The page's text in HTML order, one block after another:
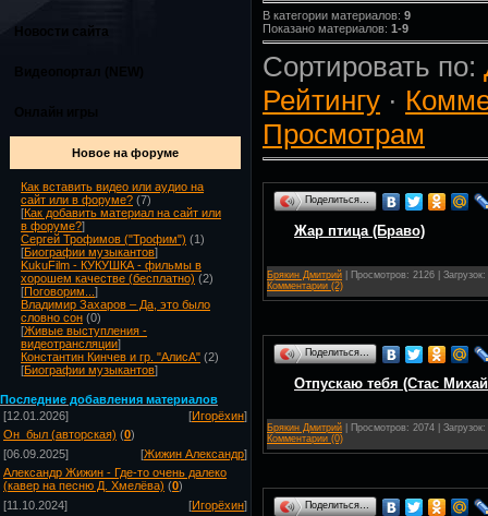
Новости сайта
Новое на форуме
Как вставить видео или аудио на
сайт или в форуме? (7)
[Как добавить материал на сайт или
в форуме?]
Сергей Трофимов ("Трофим") (1)
[Биографии музыкантов]
KukuFilm - КУКУШКА - фильмы в
хорошем качестве (бесплатно) (2)
[Поговорим... ]
Владимир Захаров – Да, это было
словно сон (0)
[Живые выступления -
видеотрансляции]
Константин Кинчев и гр. "АлисА" (2)
[Биографии музыкантов]
Последние добавления материалов
[12.01.2026]
[Игорёхин]
Он_был (авторская) (0)
[06.09.2025]
[Жижин Александр]
Александр Жижин - Где-то очень далеко
(кавер на песню Д. Хмелёва) (0)
[11.10.2024]
[Игорёхин]
В категории материалов: 9
Показано материалов: 1-9
Сортировать по:
Рейтингу ·
Просмотрам
Поделиться…
Жар птица (Браво)
Брякин Дмитрий | Просмотров: 2126 |
Комментарии (2)
Поделиться…
Отпускаю тебя (Стас
Брякин Дмитрий | Просмотров: 2074 |
Комментарии (0)
Поделиться…